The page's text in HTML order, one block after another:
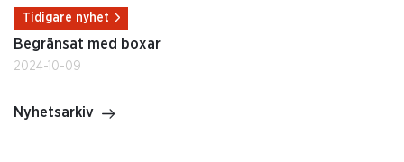
Tidigare nyhet
Begränsat med boxar
2024-10-09
Nyhetsarkiv